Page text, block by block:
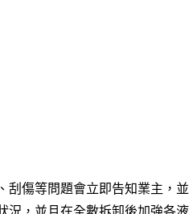
刮傷等問題會立即告知業主，並
況 ， 並且在全數拆卸後加強各液